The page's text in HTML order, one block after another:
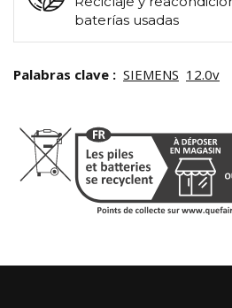
baterías usadas
Palabras clave : SIEMENS 12.0v